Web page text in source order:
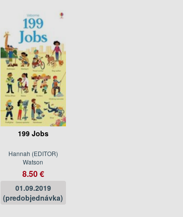
199 Jobs
Hannah (EDITOR)
Watson
8.50 €
01.09.2019
(predobjednávka)